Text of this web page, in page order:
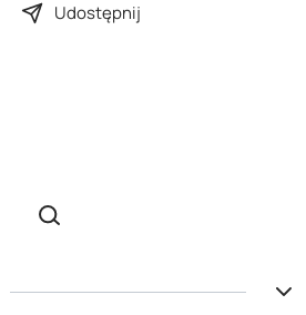
Udostępnij